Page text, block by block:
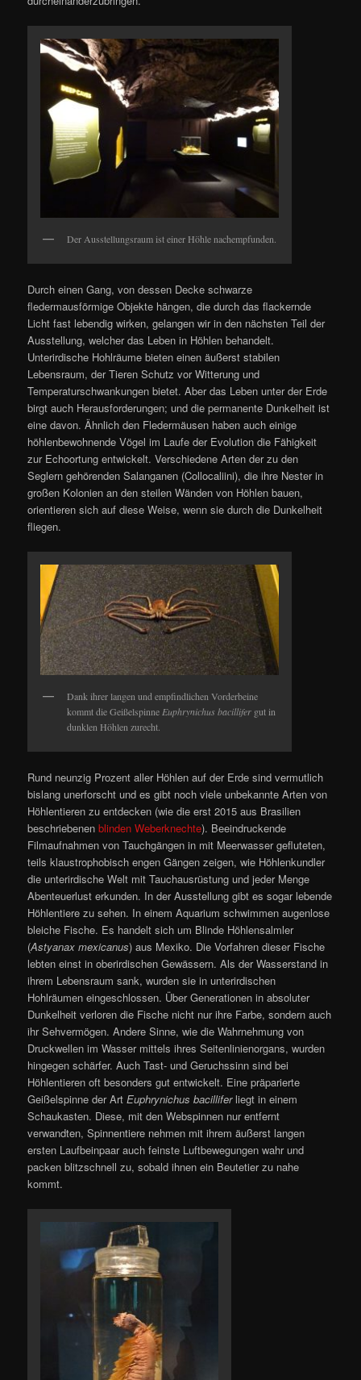
Der Ausstellungsraum ist einer Höhle nachempfunden.
Durch einen Gang, von dessen Decke schwarze
fledermausförmige Objekte hängen, die durch das flackernde
Licht fast lebendig wirken, gelangen wir in den nächsten Teil der
Ausstellung, welcher das Leben in Höhlen behandelt.
Unterirdische Hohlräume bieten einen äußerst stabilen
Lebensraum, der Tieren Schutz vor Witterung und
Temperaturschwankungen bietet. Aber das Leben unter der Erde
birgt auch Herausforderungen; und die permanente Dunkelheit ist
eine davon. Ähnlich den Fledermäusen haben auch einige
höhlenbewohnende Vögel im Laufe der Evolution die Fähigkeit
zur Echoortung entwickelt. Verschiedene Arten der zu den
Seglern gehörenden Salanganen (Collocaliini), die ihre Nester in
großen Kolonien an den steilen Wänden von Höhlen bauen,
orientieren sich auf diese Weise, wenn sie durch die Dunkelheit
fliegen.
Dank ihrer langen und empfindlichen Vorderbeine
kommt die Geißelspinne Euphrynichus bacillifer gut in
dunklen Höhlen zurecht.
Rund neunzig Prozent aller Höhlen auf der Erde sind vermutlich
bislang unerforscht und es gibt noch viele unbekannte Arten von
Höhlentieren zu entdecken (wie die erst 2015 aus Brasilien
beschriebenenblinden Weberknechte). Beeindruckende
Filmaufnahmen von Tauchgängen in mit Meerwasser gefluteten,
teils klaustrophobisch engen Gängen zeigen, wie Höhlenkundler
die unterirdische Welt mit Tauchausrüstung und jeder Menge
Abenteuerlust erkunden. In der Ausstellung gibt es sogar lebende
Höhlentiere zu sehen. In einem Aquarium schwimmen augenlose
bleiche Fische. Es handelt sich um Blinde Höhlensalmler
(Astyanax mexicanus) aus Mexiko. Die Vorfahren dieser Fische
lebten einst in oberirdischen Gewässern. Als der Wasserstand in
ihrem Lebensraum sank, wurden sie in unterirdischen
Hohlräumen eingeschlossen. Über Generationen in absoluter
Dunkelheit verloren die Fische nicht nur ihre Farbe, sondern auch
ihr Sehvermögen. Andere Sinne, wie die Wahrnehmung von
Druckwellen im Wasser mittels ihres Seitenlinienorgans, wurden
hingegen schärfer. Auch Tast- und Geruchssinn sind bei
Höhlentieren oft besonders gut entwickelt. Eine präparierte
Geißelspinne der ArtEuphrynichus bacilliferliegt in einem
Schaukasten. Diese, mit den Webspinnen nur entfernt
verwandten, Spinnentiere nehmen mit ihrem äußerst langen
ersten Laufbeinpaar auch feinste Luftbewegungen wahr und
packen blitzschnell zu, sobald ihnen ein Beutetier zu nahe
kommt.